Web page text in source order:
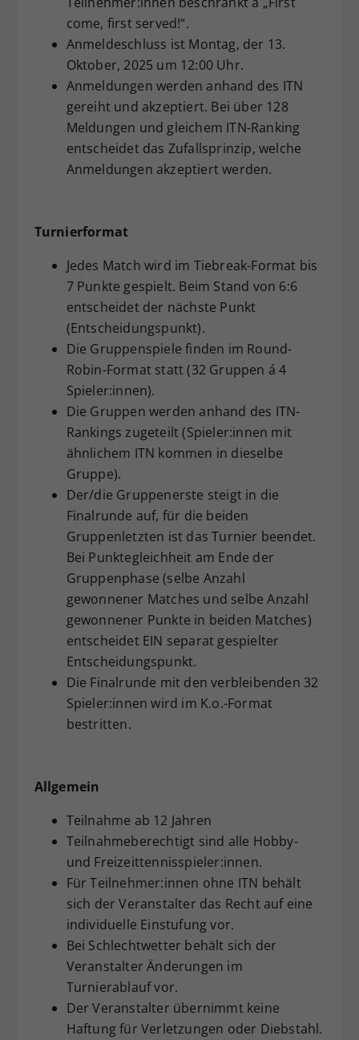
come, first served!“.
Anmeldeschluss ist Montag, der 13.
Oktober, 2025 um 12:00 Uhr.
Anmeldungen werden anhand des ITN
gereiht und akzeptiert. Bei über 128
Meldungen und gleichem ITN-Ranking
entscheidet das Zufallsprinzip, welche
Anmeldungen akzeptiert werden.
Turnierformat
Jedes Match wird im Tiebreak-Format bis
7 Punkte gespielt. Beim Stand von 6:6
entscheidet der nächste Punkt
(Entscheidungspunkt).
Die Gruppenspiele finden im Round-
Robin-Format statt (32 Gruppen á 4
Spieler:innen).
Die Gruppen werden anhand des ITN-
Rankings zugeteilt (Spieler:innen mit
ähnlichem ITN kommen in dieselbe
Gruppe).
Der/die Gruppenerste steigt in die
Finalrunde auf, für die beiden
Gruppenletzten ist das Turnier beendet.
Bei Punktegleichheit am Ende der
Gruppenphase (selbe Anzahl
gewonnener Matches und selbe Anzahl
gewonnener Punkte in beiden Matches)
entscheidet EIN separat gespielter
Entscheidungspunkt.
Die Finalrunde mit den verbleibenden 32
Spieler:innen wird im K.o.-Format
bestritten.
Allgemein
Teilnahme ab 12 Jahren
Teilnahmeberechtigt sind alle Hobby-
und Freizeittennisspieler:innen.
Für Teilnehmer:innen ohne ITN behält
sich der Veranstalter das Recht auf eine
individuelle Einstufung vor.
Bei Schlechtwetter behält sich der
Veranstalter Änderungen im
Turnierablauf vor.
Der Veranstalter übernimmt keine
Haftung für Verletzungen oder Diebstahl.